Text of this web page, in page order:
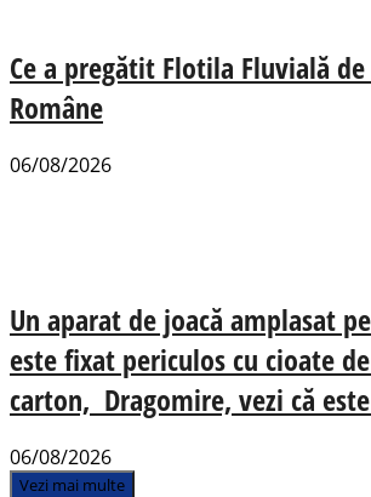
Ce a pregătit Flotila Fluvială
Române
06/08/2026
Un aparat de joacă amplasat
este fixat periculos cu cioate
carton, Dragomire, vezi că
06/08/2026
Vezi mai multe